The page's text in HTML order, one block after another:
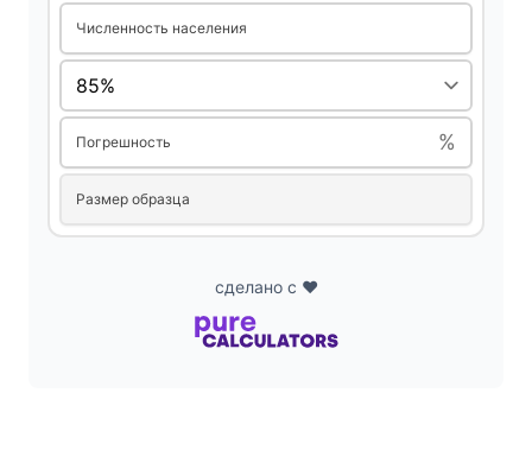
e
o
Численность населения
Погрешность %
Размер образца
сделано с ❤️